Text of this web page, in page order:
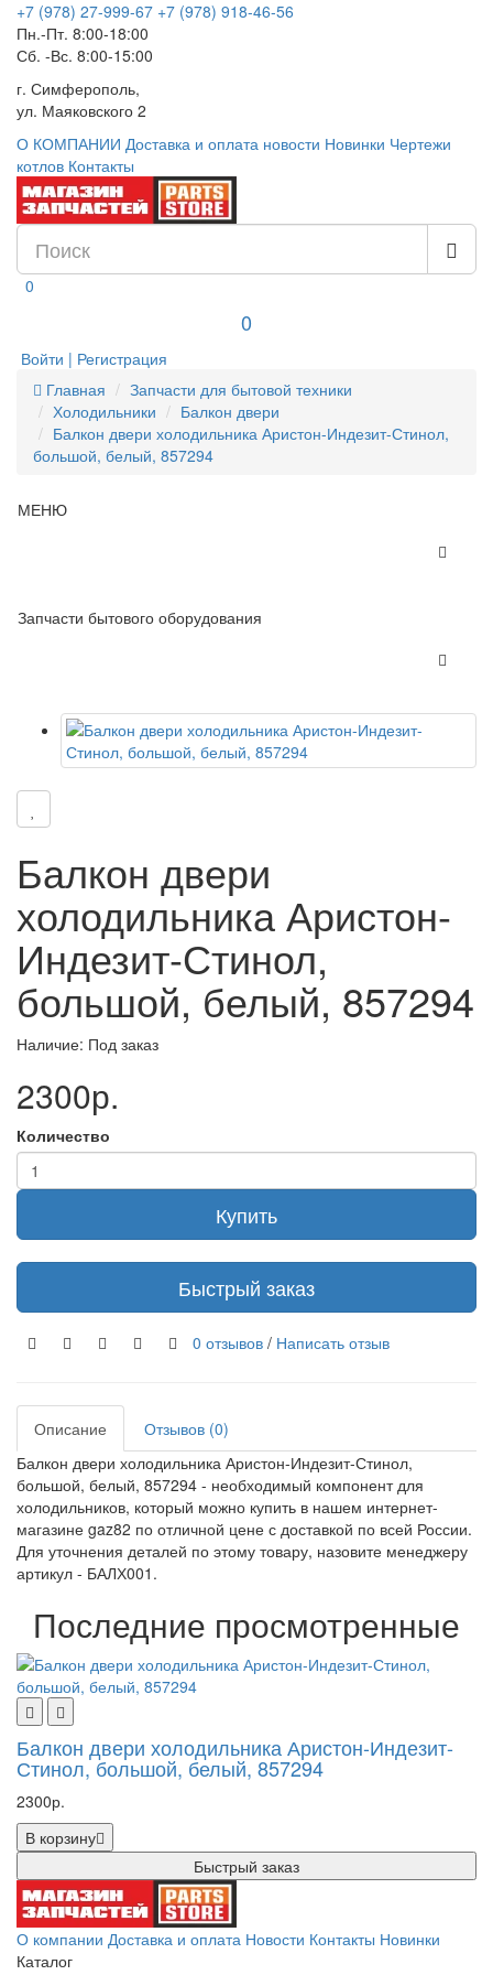
+7 (978) 27-999-67 +7 (978) 918-46-56
Пн.-Пт. 8:00-18:00
Сб. -Вс. 8:00-15:00
г. Симферополь,
ул. Маяковского 2
О КОМПАНИИ Доставка и оплата новости Новинки Чертежи
котлов Контакты
0
0
Войти | Регистрация
Главная
Запчасти для бытовой техники
Холодильники
Балкон двери
Балкон двери холодильника Аристон-Индезит-Стинол,
большой, белый, 857294
МЕНЮ
Запчасти бытового оборудования
Балкон двери
холодильника Аристон-
Индезит-Стинол,
большой, белый, 857294
Наличие: Под заказ
2300р.
Количество
Купить
Быстрый заказ
0 отзывов / Написать отзыв
Описание
Отзывов (0)
Балкон двери холодильника Аристон-Индезит-Стинол,
большой, белый, 857294 - необходимый компонент для
холодильников, который можно купить в нашем интернет-
магазине gaz82 по отличной цене с доставкой по всей России.
Для уточнения деталей по этому товару, назовите менеджеру
артикул - БАЛХ001.
Последние просмотренные
Балкон двери холодильника Аристон-Индезит-
Стинол, большой, белый, 857294
2300р.
В корзину
Быстрый заказ
О компании Доставка и оплата Новости Контакты Новинки
Каталог